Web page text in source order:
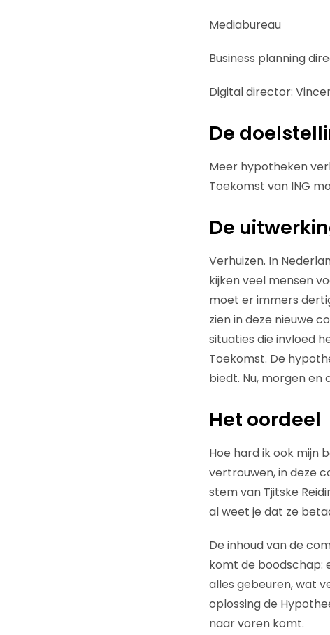
Mediabureau
Business planning
Digital director:
De
Meer hypotheken
Toekomst van ING
De
Verhuizen. In
kijken veel mensen
moet er immers
zien in deze nieuwe
situaties die invloed
Toekomst. De
biedt. Nu, morgen en
Het oordeel
Hoe hard ik ook mijn
vertrouwen, in deze
stem van Tjitske
al weet je dat ze
De inhoud van de
komt de boodschap:
alles gebeuren, wat
oplossing de
naar voren komt.